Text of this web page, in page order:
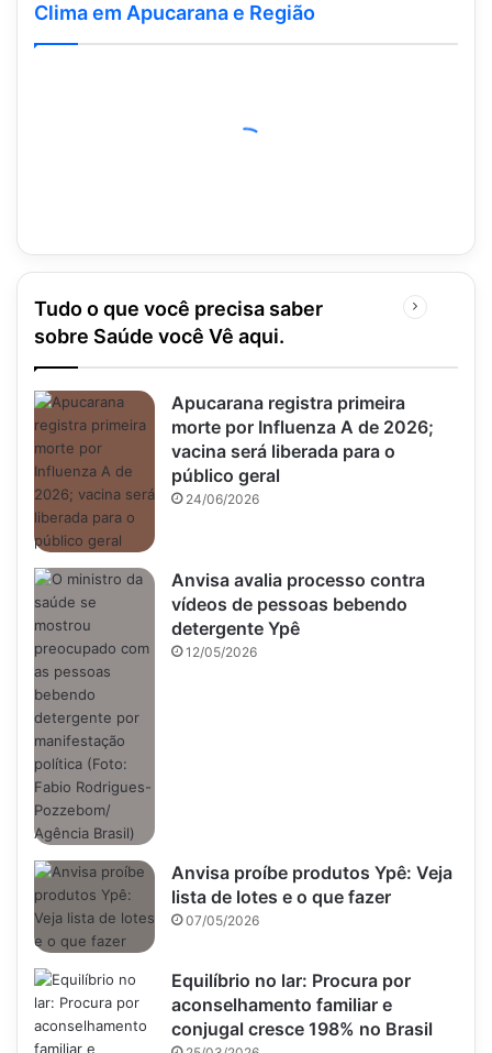
Clima em Apucarana e Região
Tudo o que você precisa saber
sobre Saúde você Vê aqui.
Próxima
Apucarana registra primeira
morte por Influenza A de 2026;
vacina será liberada para o
público geral
24/06/2026
Anvisa avalia processo contra
vídeos de pessoas bebendo
detergente Ypê
12/05/2026
Anvisa proíbe produtos Ypê: Veja
lista de lotes e o que fazer
07/05/2026
Equilíbrio no lar: Procura por
aconselhamento familiar e
conjugal cresce 198% no Brasil